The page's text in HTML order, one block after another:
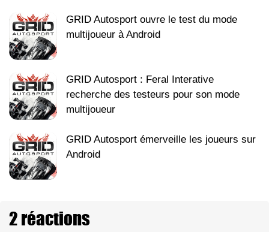
GRID Autosport ouvre le test du mode
multijoueur à Android
GRID Autosport : Feral Interative
recherche des testeurs pour son mode
multijoueur
GRID Autosport émerveille les joueurs sur
Android
2 réactions